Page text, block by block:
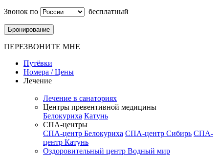
Звонок по
бесплатный
Бронирование
ПЕРЕЗВОНИТЕ МНЕ
Путёвки
Номера / Цены
Лечение
Лечение в санаториях
Центры превентивной медицины
Белокуриха Катунь
СПА-центры
СПА-центр Белокуриха СПА-центр Сибирь СПА-
центр Катунь
Оздоровительный центр Водный мир